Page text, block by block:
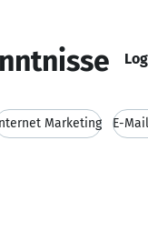
Marketing E-